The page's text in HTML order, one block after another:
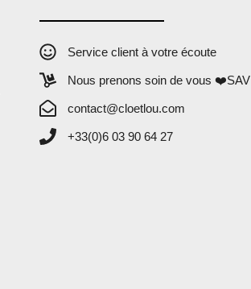
Service client à votre écoute
Nous prenons soin de vous ❤️SAV
contact@cloetlou.com
+33(0)6 03 90 64 27